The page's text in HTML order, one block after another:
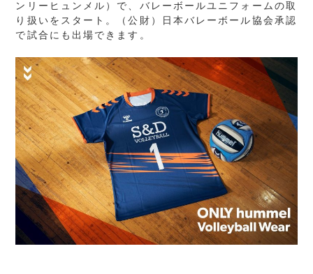
ンリーヒュンメル）で、バレーボールユニフォームの取
り扱いをスタート。（公財）日本バレーボール協会承認
で試合にも出場できます。